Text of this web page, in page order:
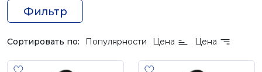
Фильтр
Сортировать по: Популярности Цена Цена